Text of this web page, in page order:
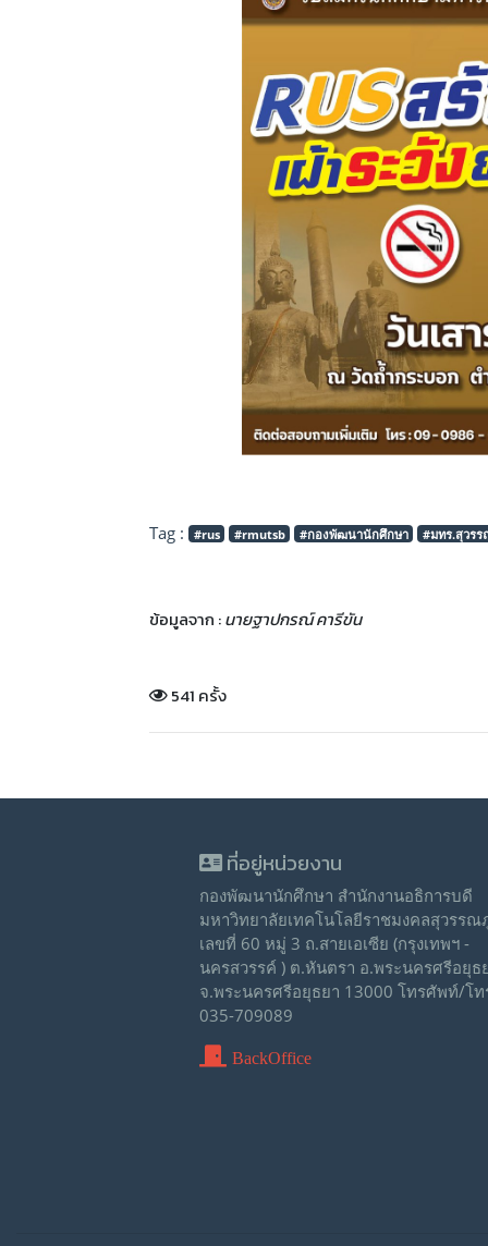
Tag : #rus #rmutsb #กองพัฒนานักศึกษา #มทร.สุวร
ข้อมูลจาก :นายฐาปกรณ์ คารีขัน
541 ครั้ง
ที่อยู่หน่วยงาน
กองพัฒนานักศึกษา สำนักงานอธิการบดี
มหาวิทยาลัยเทคโนโลยีราชมงคลสุวรรณ
เลขที่ 60 หมู่ 3 ถ.สายเอเซีย (กรุงเทพฯ -
นครสวรรค์ ) ต.หันตรา อ.พระนครศรีอยุธ
จ.พระนครศรีอยุธยา 13000 โทรศัพท์/โท
035-709089
BackOffice